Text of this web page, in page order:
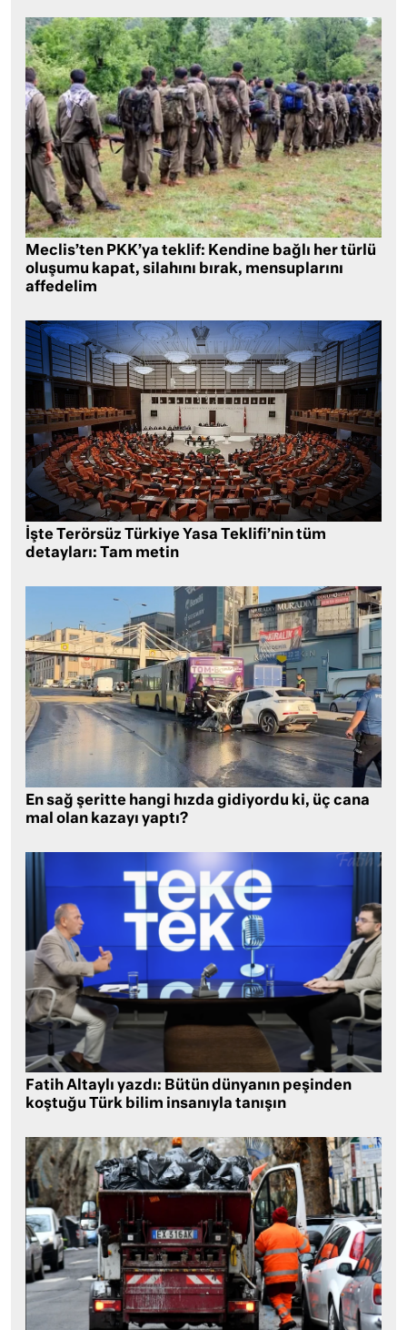
Meclis’ten PKK’ya teklif: Kendine bağlı her türlü
oluşumu kapat, silahını bırak, mensuplarını
affedelim
İşte Terörsüz Türkiye Yasa Teklifi’nin tüm
detayları: Tam metin
En sağ şeritte hangi hızda gidiyordu ki, üç cana
mal olan kazayı yaptı?
Fatih Altaylı yazdı: Bütün dünyanın peşinden
koştuğu Türk bilim insanıyla tanışın